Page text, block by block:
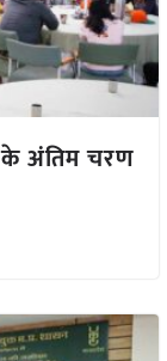
के अंतिम चरण